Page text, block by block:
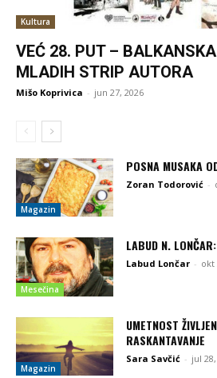
Kultura
VEĆ 28. PUT –
MLADIH STRIP AUTORA
Mišo Koprivica - jun 27, 2026
Magazin
POSNA MUSAKA
Zoran Todorović -
Mesečina
LABUD N.
Labud Lončar - okt
Magazin
UMETNOST
RASKANTAVANJE
Sara Savčić - jul